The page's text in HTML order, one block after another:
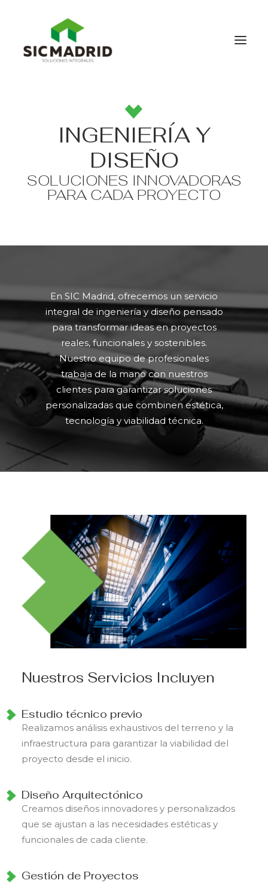
QUIENES SOMOSINGENIERÍA Y
DISEÑO
SOLUCIONES INNOVADORAS
PARA CADA PROYECTO
En SIC Madrid, ofrecemos un servicio
integral de ingeniería y diseño pensado
para transformar ideas en proyectos
reales, funcionales y sostenibles.
Nuestro equipo de profesionales
trabaja de la mano con nuestros
clientes para garantizar soluciones
personalizadas que combinen estética,
tecnología y viabilidad técnica.
Nuestros Servicios Incluyen
Estudio técnico previo
Realizamos análisis exhaustivos del terreno y la
infraestructura para garantizar la viabilidad del
proyecto desde el inicio.
Diseño Arquitectónico
Creamos diseños innovadores y personalizados
que se ajustan a las necesidades estéticas y
funcionales de cada cliente.
Gestión de Proyectos